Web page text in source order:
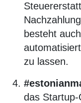
besteht
zu lassen.
das